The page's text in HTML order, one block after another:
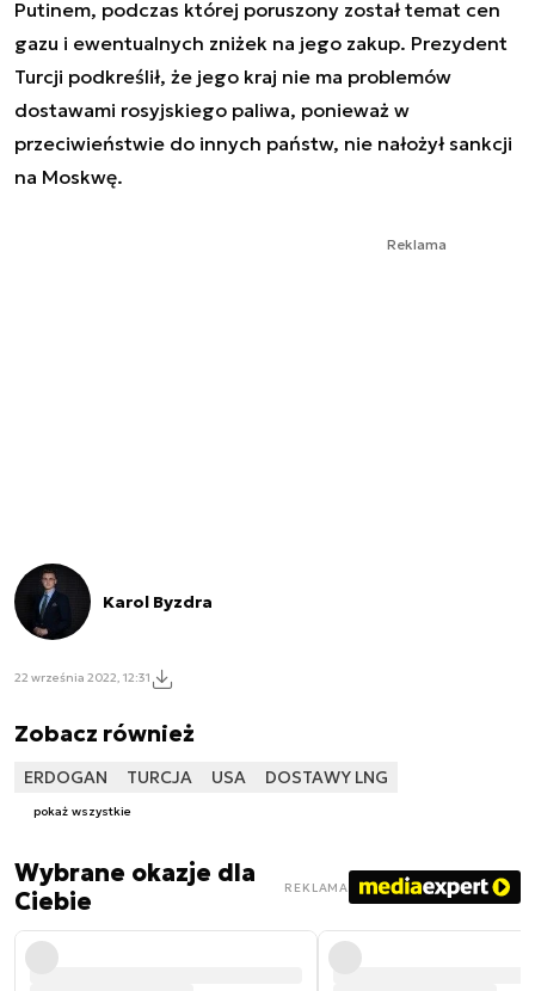
Putinem, podczas której poruszony został temat cen
gazu i ewentualnych zniżek na jego zakup. Prezydent
Turcji podkreślił, że jego kraj nie ma problemów
dostawami rosyjskiego paliwa, ponieważ w
przeciwieństwie do innych państw, nie nałożył sankcji
na Moskwę.
Reklama
Karol Byzdra
22 września 2022, 12:31
Zobacz również
ERDOGAN TURCJA USA DOSTAWY LNG
pokaż wszystkie
Wybrane okazje dla
Ciebie
REKLAMA